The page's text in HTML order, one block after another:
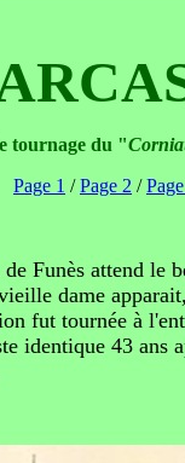
tournage du "
Page 1 /Page 2 /
Funès attend le
dame
fut tournée à
identique 43 ans